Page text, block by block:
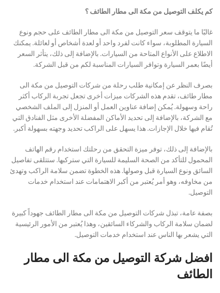
كم يكلف التوصيل من مكة الى مطار الطائف ؟
غالبًا ما يتوقف سعر التوصيل من مكة الى مطار الطائف على حجم ونوع
السيارة المطلوبة، سواء كانت لفرد واحد أو لعدة أشخاص أو لعائلة. يمكنك
الاطلاع على الأنواع المتاحة من السيارات. بالإضافة إلى ذلك، يتأثر السعر
أيضًا بعمر السيارة وتوافر السيارات المناسبة لكم من قبل الشركة.
بصرف النظر عن إمكانية طلب رحلة من شركات التوصيل من مكة الى
مطار طائف، تقدم هذه الشركات ميزات أخرى تجعل تجربة الركاب أكثر
راحة وسهولة. يُمكن إضافة عناوين العمل أو المنزل إلى الملف الشخصي
مع الشركة، بالإضافة إلى تحديد الأماكن المفضلة الأخرى مثل الفنادق التي
تُقام فيها خلال الإجازات. هذا يسهل على الراكب تحديد وجهته بسهولة أكبر.
بالإضافة إلى ذلك، توفر ميزة التحقق من رحلتك استخدام رقم الهاتف
المحمول للتأكد من الصحة السليمة للسيارة التي ستركبها. ستتلقى تفاصيل
السائق ونوع السيارة قبل وصولها. هذه الخطوة تضمن سلامة الراكب وتهدئ
من مخاوفه، وهو أمر يُعتبر من أكبر الاهتمامات عند استخدام خدمات
التوصيل.
بصفة عامة، تبذل شركات التوصيل من مكة الى مطار الطائف جهوداً كبيرة
لضمان سلامة الركاب والشركاء السائقين، وهذا يُعتبر من الأمور الرئيسية
التي يشعر بها الناس عند استخدام خدمات التوصيل.
افضل شركة التوصيل من مكة الى مطار
الطائف